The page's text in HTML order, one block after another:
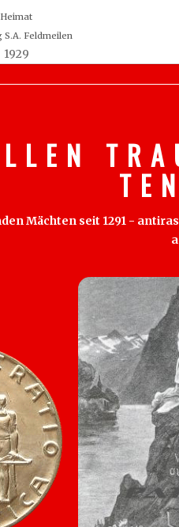
Heimat
S.A. Feldmeilen
1929
L E N T R
T E
Mächten seit 1291 -